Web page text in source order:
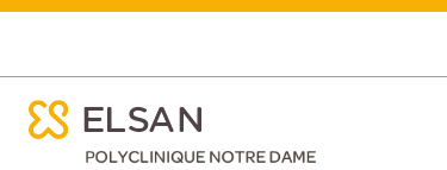
Accueil
menu mobile
menu mobile